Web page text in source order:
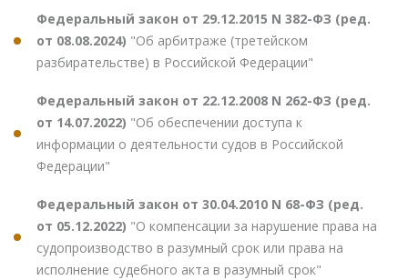
Федеральный закон от 29.12.2015 N 382-ФЗ (ред.
от 08.08.2024) "Об арбитраже (третейском
разбирательстве) в Российской Федерации"
Федеральный закон от 22.12.2008 N 262-ФЗ (ред.
от 14.07.2022) "Об обеспечении доступа к
информации о деятельности судов в Российской
Федерации"
Федеральный закон от 30.04.2010 N 68-ФЗ (ред.
от 05.12.2022) "О компенсации за нарушение права на
судопроизводство в разумный срок или права на
исполнение судебного акта в разумный срок"